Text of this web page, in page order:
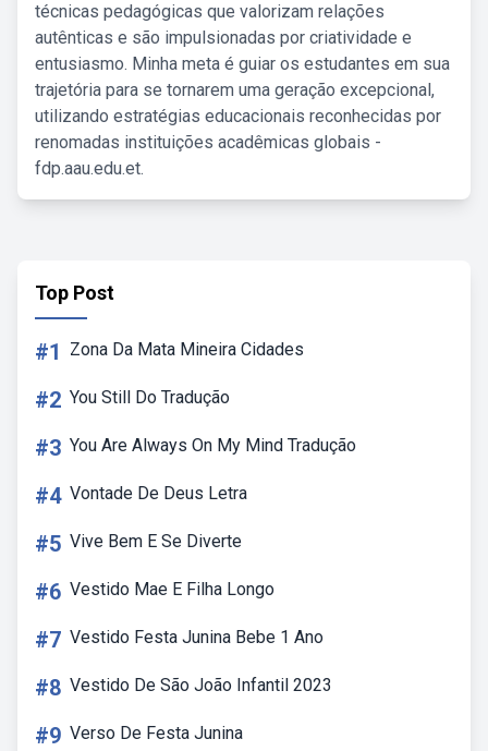
técnicas pedagógicas que valorizam relações
autênticas e são impulsionadas por criatividade e
entusiasmo. Minha meta é guiar os estudantes em sua
trajetória para se tornarem uma geração excepcional,
utilizando estratégias educacionais reconhecidas por
renomadas instituições acadêmicas globais -
fdp.aau.edu.et.
Top Post
#1 Zona Da Mata Mineira Cidades
#2 You Still Do Tradução
#3 You Are Always On My Mind Tradução
#4 Vontade De Deus Letra
#5 Vive Bem E Se Diverte
#6 Vestido Mae E Filha Longo
#7 Vestido Festa Junina Bebe 1 Ano
#8 Vestido De São João Infantil 2023
#9 Verso De Festa Junina